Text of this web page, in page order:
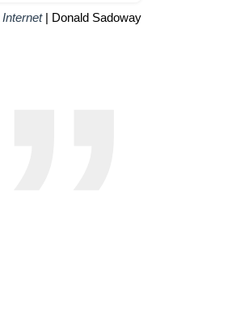
Internet| Donald Sadoway